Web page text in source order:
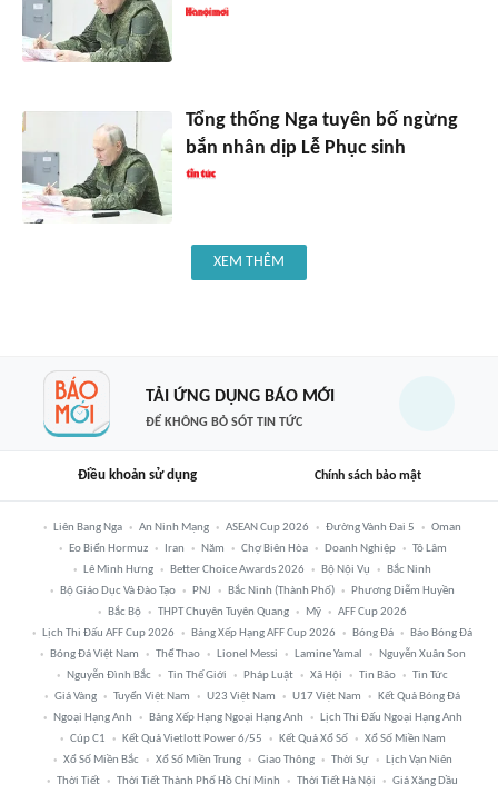
Tổng thống Nga tuyên bố ngừng
bắn nhân dịp Lễ Phục sinh
XEM THÊM
TẢI ỨNG DỤNG BÁO MỚI
ĐỂ KHÔNG BỎ SÓT TIN TỨC
Điều khoản sử dụng Chính sách bảo mật
Liên Bang Nga An Ninh Mạng ASEAN Cup 2026 Đường Vành Đai 5
Oman
Eo Biển Hormuz
Iran Năm Chợ Biên Hòa Doanh Nghiệp
Tô Lâm
Lê Minh Hưng
Better Choice Awards 2026 Bộ Nội Vụ
Bắc Ninh
Bộ Giáo Dục Và Đào Tạo
PNJ Bắc Ninh (thành Phố)
Phương Diễm Huyền
Bắc Bộ
THPT Chuyên Tuyên Quang Mỹ
AFF Cup 2026
Lịch Thi Đấu AFF Cup 2026
Bảng Xếp Hạng AFF Cup 2026 Bóng Đá
Báo Bóng Đá
Bóng Đá Việt Nam
Thể Thao Lionel Messi Lamine Yamal
Nguyễn Xuân Son
Nguyễn Đình Bắc
Tin Thế Giới Pháp Luật Xã Hội Tin Bão
Tin Tức
Giá Vàng
Tuyển Việt Nam U23 Việt Nam U17 Việt Nam
Kết Quả Bóng Đá
Ngoại Hạng Anh
Bảng Xếp Hạng Ngoại Hạng Anh
Lịch Thi Đấu Ngoại Hạng Anh
Cúp C1
Kết Quả Vietlott Power 6/55 Kết Quả Xổ Số
Xổ Số Miền Nam
Xổ Số Miền Bắc
Xổ Số Miền Trung Giao Thông Thời Sự
Lịch Vạn Niên
Thời Tiết
Thời Tiết Thành Phố Hồ Chí Minh Thời Tiết Hà Nội Giá Xăng Dầu